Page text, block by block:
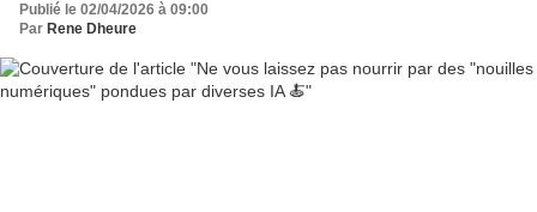
Publié le 02/04/2026 à 09:00
Par Rene Dheure